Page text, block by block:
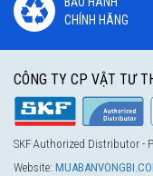
CHÍNH HÃNG
CÔNG TY CP VẬT TƯ
SKF Authorized Distributor -
Website: